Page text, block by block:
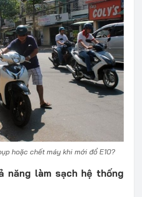
hoặc chết máy khi mới đổ E10?
năng làm sạch hệ thống